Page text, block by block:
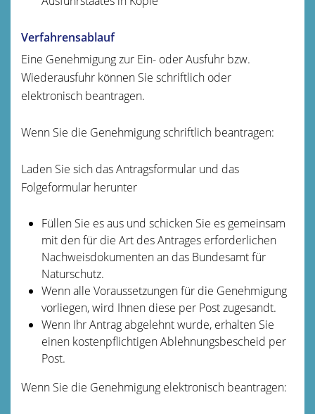
Verfahrensablauf
Eine Genehmigung zur Ein- oder Ausfuhr bzw.
Wiederausfuhr können Sie schriftlich oder
elektronisch beantragen.
Wenn Sie die Genehmigung schriftlich beantragen:
Laden Sie sich das Antragsformular und das
Folgeformular herunter
Füllen Sie es aus und schicken Sie es gemeinsam
mit den für die Art des Antrages erforderlichen
Nachweisdokumenten an das Bundesamt für
Naturschutz.
Wenn alle Voraussetzungen für die Genehmigung
vorliegen, wird Ihnen diese per Post zugesandt.
Wenn Ihr Antrag abgelehnt wurde, erhalten Sie
einen kostenpflichtigen Ablehnungsbescheid per
Post.
Wenn Sie die Genehmigung elektronisch beantragen: